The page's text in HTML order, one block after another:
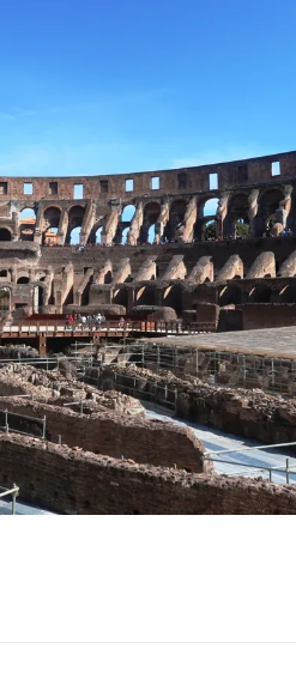
con bambini: itinerari imperdibili (+
con i bambini in Sicilia, dove andare?
d’Arte con i bambini, quando la
Sicilia con i bambini: mare, attività e tour